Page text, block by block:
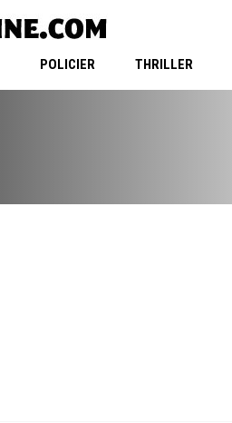
POLICIER THRILLER